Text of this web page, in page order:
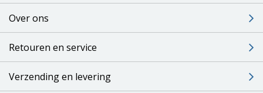
Over ons
Retouren en service
Verzending en levering